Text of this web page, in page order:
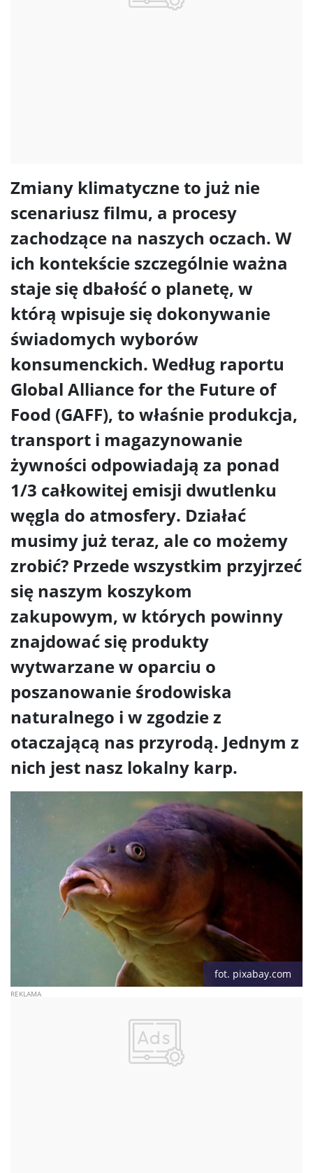
Zmiany klimatyczne to już nie
scenariusz filmu, a procesy
zachodzące na naszych oczach. W
ich kontekście szczególnie ważna
staje się dbałość o planetę, w
którą wpisuje się dokonywanie
świadomych wyborów
konsumenckich. Według raportu
Global Alliance for the Future of
Food (GAFF), to właśnie produkcja,
transport i magazynowanie
żywności odpowiadają za ponad
1/3 całkowitej emisji dwutlenku
węgla do atmosfery. Działać
musimy już teraz, ale co możemy
zrobić? Przede wszystkim przyjrzeć
się naszym koszykom
zakupowym, w których powinny
znajdować się produkty
wytwarzane w oparciu o
poszanowanie środowiska
naturalnego i w zgodzie z
otaczającą nas przyrodą. Jednym z
nich jest nasz lokalny karp.
fot. pixabay.com